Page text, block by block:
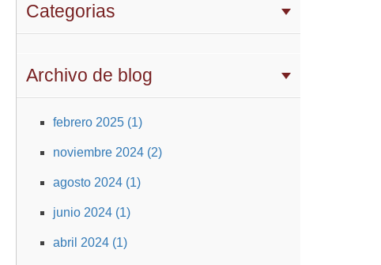
Categorias
Archivo de blog
febrero 2025 (1)
noviembre 2024 (2)
agosto 2024 (1)
junio 2024 (1)
abril 2024 (1)